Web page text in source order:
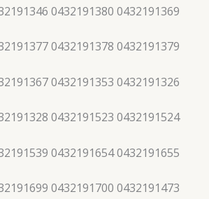
0432191380 0432191369
0432191378 0432191379
0432191353 0432191326
0432191523 0432191524
0432191654 0432191655
0432191700 0432191473